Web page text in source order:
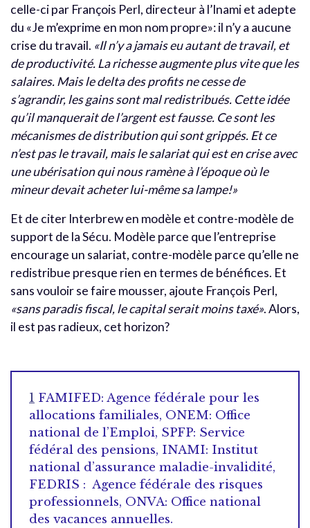
celle-ci par François Perl, directeur à l’Inami et adepte
du «Je m’exprime en mon nom propre»: il n’y a aucune
crise du travail. «Il n’y a jamais eu autant de travail, et
de productivité. La richesse augmente plus vite que les
salaires. Mais le delta des profits ne cesse de
s’agrandir, les gains sont mal redistribués. Cette idée
qu’il manquerait de l’argent est fausse. Ce sont les
mécanismes de distribution qui sont grippés. Et ce
n’est pas le travail, mais le salariat qui est en crise avec
une ubérisation qui nous ramène à l’époque où le
mineur devait acheter lui-même sa lampe!»
Et de citer Interbrew en modèle et contre-modèle de
support de la Sécu. Modèle parce que l’entreprise
encourage un salariat, contre-modèle parce qu’elle ne
redistribue presque rien en termes de bénéfices. Et
sans vouloir se faire mousser, ajoute François Perl,
«sans paradis fiscal, le capital serait moins taxé». Alors,
il est pas radieux, cet horizon?
1 FAMIFED: Agence fédérale pour les
allocations familiales, ONEM: Office
national de l’Emploi, SPFP: Service
fédéral des pensions, INAMI: Institut
national d’assurance maladie-invalidité,
FEDRIS : Agence fédérale des risques
professionnels, ONVA: Office national
des vacances annuelles.